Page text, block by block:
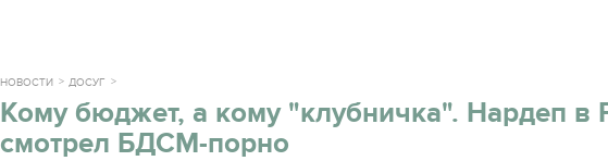
НОВОСТИ ДОСУГ
Кому бюджет, а кому "клубничка". Нардеп в
смотрел БДСМ-порно